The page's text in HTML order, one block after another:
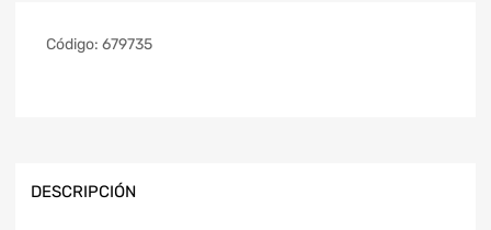
Código: 679735
DESCRIPCIÓN